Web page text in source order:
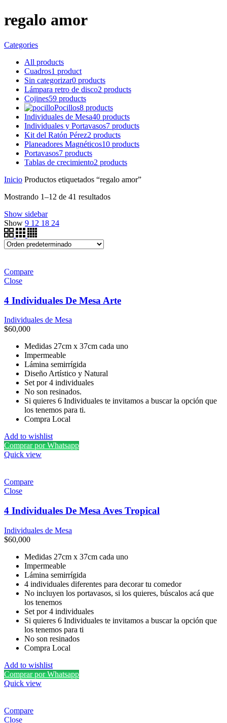
regalo amor
Categories
All products
Cuadros1 product
Sin categorizar0 products
Lámpara retro de disco2 products
Cojines59 products
Pocillos8 products
Individuales de Mesa40 products
Individuales y Portavasos7 products
Kit del Ratón Pérez2 products
Planeadores Magnéticos10 products
Portavasos7 products
Tablas de crecimiento2 products
Inicio Productos etiquetados “regalo amor”
Mostrando 1–12 de 41 resultados
Show sidebar
Show 9 12 18 24
Compare
Close
4 Individuales De Mesa Arte
Individuales de Mesa
$60,000
Medidas 27cm x 37cm cada uno
Impermeable
Lámina semirrígida
Diseño Artístico y Natural
Set por 4 individuales
No son resinados.
Si quieres 6 Individuales te invitamos a buscar la opción que
los tenemos para ti.
Compra Local
Add to wishlist
Comprar por Whatsapp
Quick view
Compare
Close
4 Individuales De Mesa Aves Tropical
Individuales de Mesa
$60,000
Medidas 27cm x 37cm cada uno
Impermeable
Lámina semirrígida
4 individuales diferentes para decorar tu comedor
No incluyen los portavasos, si los quieres, búscalos acá que
los tenemos
Set por 4 individuales
Si quieres 6 Individuales te invitamos a buscar la opción que
los tenemos para ti
No son resinados
Compra Local
Add to wishlist
Comprar por Whatsapp
Quick view
Compare
Close